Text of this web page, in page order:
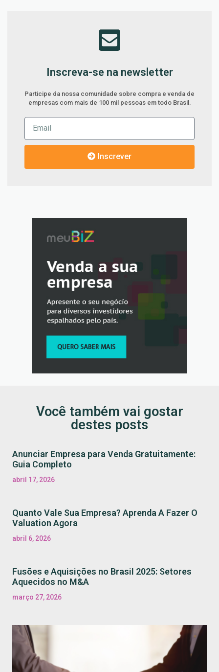
Inscreva-se na newsletter
Participe da nossa comunidade sobre compra e venda de
empresas com mais de 100 mil pessoas em todo Brasil.
Inscrever
Você também vai gostar
destes posts
Anunciar Empresa para Venda Gratuitamente:
Guia Completo
abril 17, 2026
Quanto Vale Sua Empresa? Aprenda A Fazer O
Valuation Agora
abril 6, 2026
Fusões e Aquisições no Brasil 2025: Setores
Aquecidos no M&A
março 27, 2026